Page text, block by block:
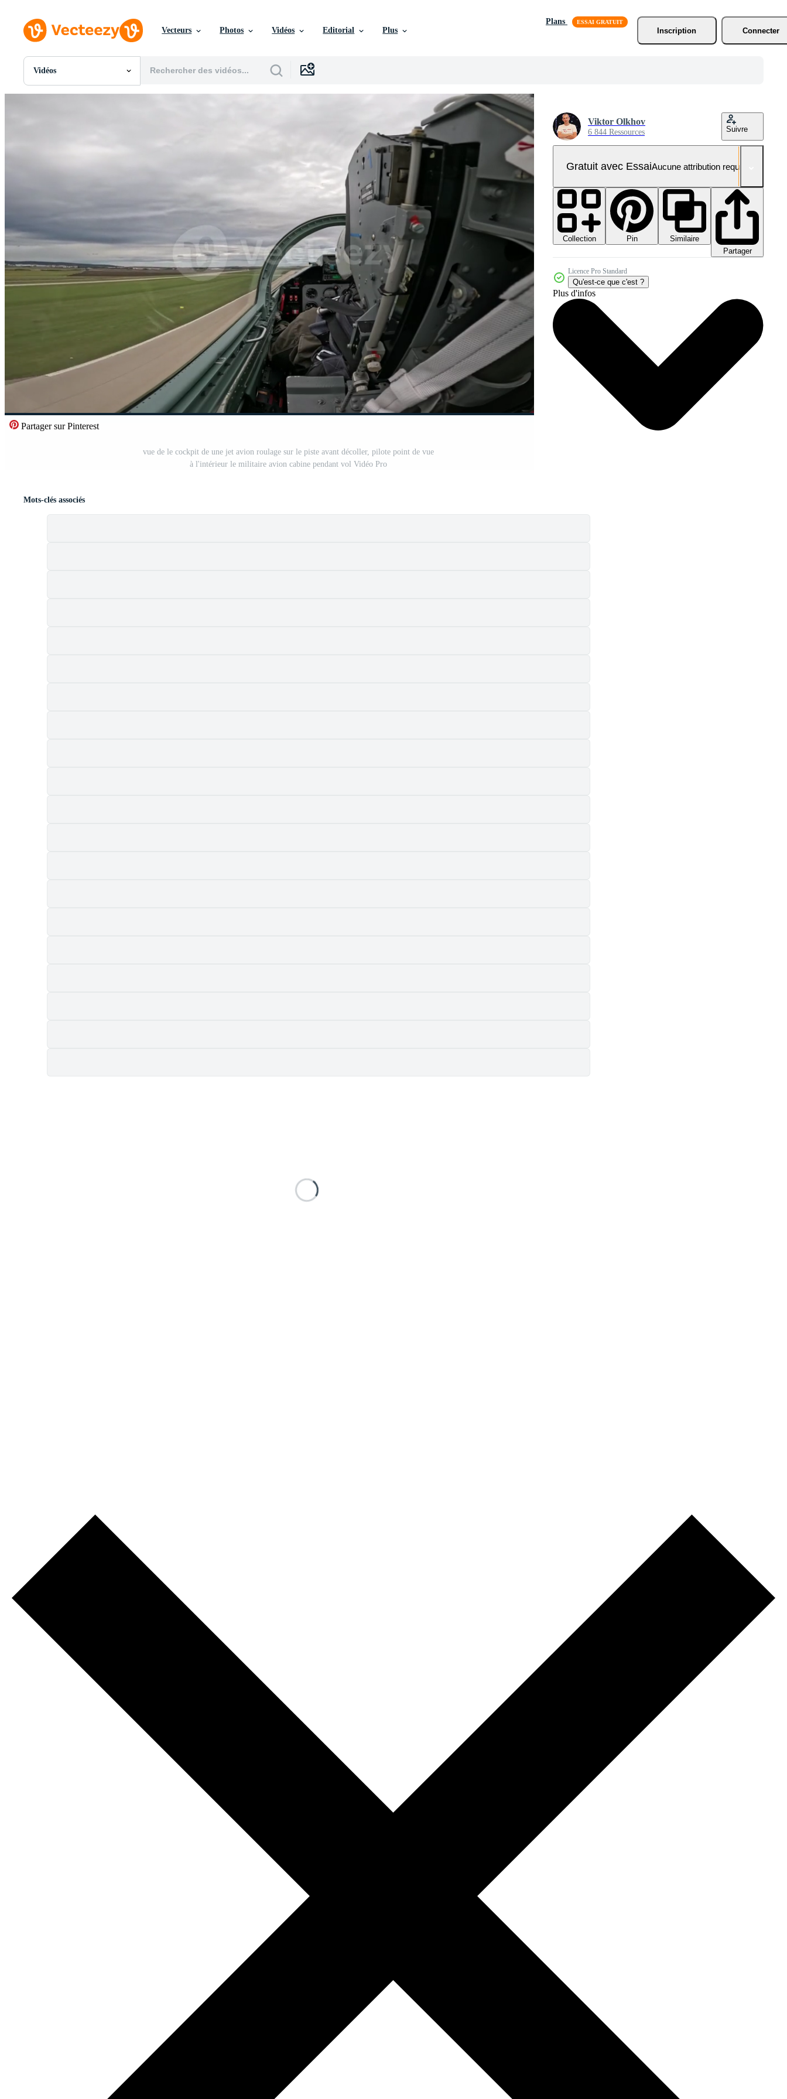
Vecteurs Photos Vidéos Editorial Plus
Plans
Inscription
Connecter
Vidéos
Toutes Images
Partager sur Pinterest
vue de le cockpit de une jet avion roulage sur le piste avant décoller, pilote point de vue
à l'intérieur le militaire avion cabine pendant vol Vidéo Pro
Viktor Olkhov
6 844 Ressources Suivre
Gratuit avec EssaiAucune attribution requise
Collection Pin
Similaire
Partager
Licence Pro Standard
Qu'est-ce que c'est ?
Plus d'infos
Mots-clés associés